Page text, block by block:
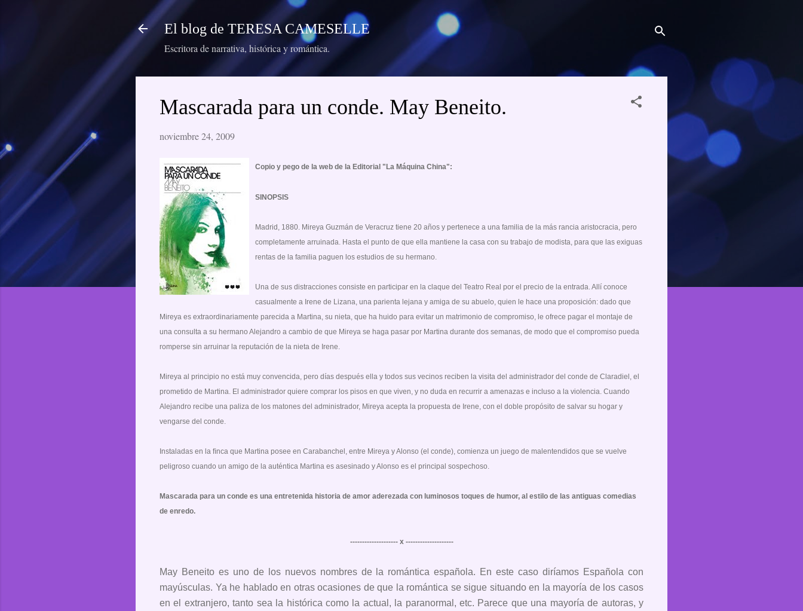
Ir al contenido principal
El blog de TERESA CAMESELLE
Escritora de narrativa, histórica y romántica.
Mascarada para un conde. May Beneito.
noviembre 24, 2009
Copio y pego de la web de la Editorial "La Máquina China":
SINOPSIS
Madrid, 1880. Mireya Guzmán de Veracruz tiene 20 años y pertenece a una familia de la más rancia aristocracia, pero
completamente arruinada. Hasta el punto de que ella mantiene la casa con su trabajo de modista, para que las exiguas
rentas de la familia paguen los estudios de su hermano.
Una de sus distracciones consiste en participar en la claque del Teatro Real por el precio de la entrada. Allí conoce
casualmente a Irene de Lizana, una parienta lejana y amiga de su abuelo, quien le hace una proposición: dado que
Mireya es extraordinariamente parecida a Martina, su nieta, que ha huido para evitar un matrimonio de compromiso, le ofrece pagar el montaje de
una consulta a su hermano Alejandro a cambio de que Mireya se haga pasar por Martina durante dos semanas, de modo que el compromiso pueda
romperse sin arruinar la reputación de la nieta de Irene.
Mireya al principio no está muy convencida, pero días después ella y todos sus vecinos reciben la visita del administrador del conde de Claradiel, el
prometido de Martina. El administrador quiere comprar los pisos en que viven, y no duda en recurrir a amenazas e incluso a la violencia. Cuando
Alejandro recibe una paliza de los matones del administrador, Mireya acepta la propuesta de Irene, con el doble propósito de salvar su hogar y
vengarse del conde.
Instaladas en la ﬁnca que Martina posee en Carabanchel, entre Mireya y Alonso (el conde), comienza un juego de malentendidos que se vuelve
peligroso cuando un amigo de la auténtica Martina es asesinado y Alonso es el principal sospechoso.
Mascarada para un conde es una entretenida historia de amor aderezada con luminosos toques de humor, al estilo de las antiguas comedias
de enredo.
-------------------- x --------------------
May Beneito es uno de los nuevos nombres de la romántica española. En este caso diríamos Española con
mayúsculas. Ya he hablado en otras ocasiones de que la romántica se sigue situando en la mayoría de los casos
en el extranjero, tanto sea la histórica como la actual, la paranormal, etc. Parece que una mayoría de autoras, y